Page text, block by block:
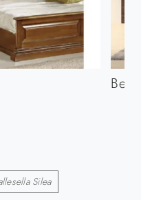
Silea